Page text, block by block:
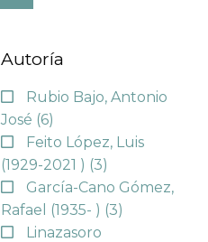
Autoría
Rubio Bajo, Antonio
José (6)
Feito López, Luis
(1929-2021 ) (3)
García-Cano Gómez,
Rafael (1935- ) (3)
Linazasoro